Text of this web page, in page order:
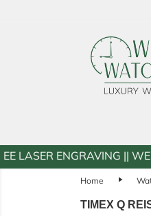
||
Home play_arrow
TIMEX Q